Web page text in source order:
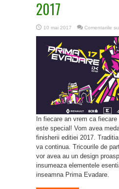
2017
10 mai 2017 Comentariile
In fiecare an vrem ca
este special! Vom avea
finisherii editiei 2017.
va continua. Tricourile de
vor avea au un design
insumeaza elementele
inseamna Prima